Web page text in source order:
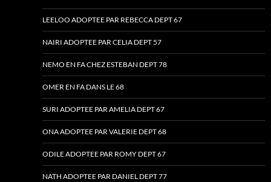
LEELOO ADOPTEE PAR REBECCA DEPT 67
NAIRI ADOPTEE PAR CELIA DEPT 57
NEMO EN FA CHEZ ESTEBAN DEPT 78
OMER EN FA DANS LE 68
SURI ADOPTEE PAR AMELIA DEPT 67
ONA ADOPTEE PAR VALERIE DEPT 68
ODILE ADOPTEE PAR ROMY DEPT 67
NATH ADOPTEE PAR DANIEL DEPT 77